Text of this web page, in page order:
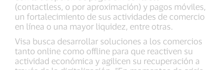
(contactless, o por aproximación) y pagos móviles,
un fortalecimiento de sus actividades de comercio
en línea o una mayor liquidez, entre otras.
Visa busca desarrollar soluciones a los comercios
tanto online como offline para que reactiven su
actividad económica y agilicen su recuperación a